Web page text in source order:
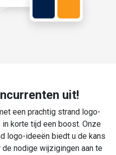
uit!
een prachtig strand logo-
korte tijd een boost. Onze
logo-ideeën biedt u de kans
nodige wijzigingen aan te